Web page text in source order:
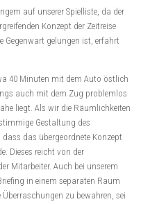
auf unserer Spielliste, da der
Konzept der Zeitreise
Gegenwart gelungen ist, erfahrt
40 Minuten mit dem Auto östlich
auch mit dem Zug problemlos
liegt. Als wir die Räumlichkeiten
Gestaltung des
das übergeordnete Konzept
Dieses reicht von der
Mitarbeiter. Auch bei unserem
in einem separaten Raum
zu bewahren, sei